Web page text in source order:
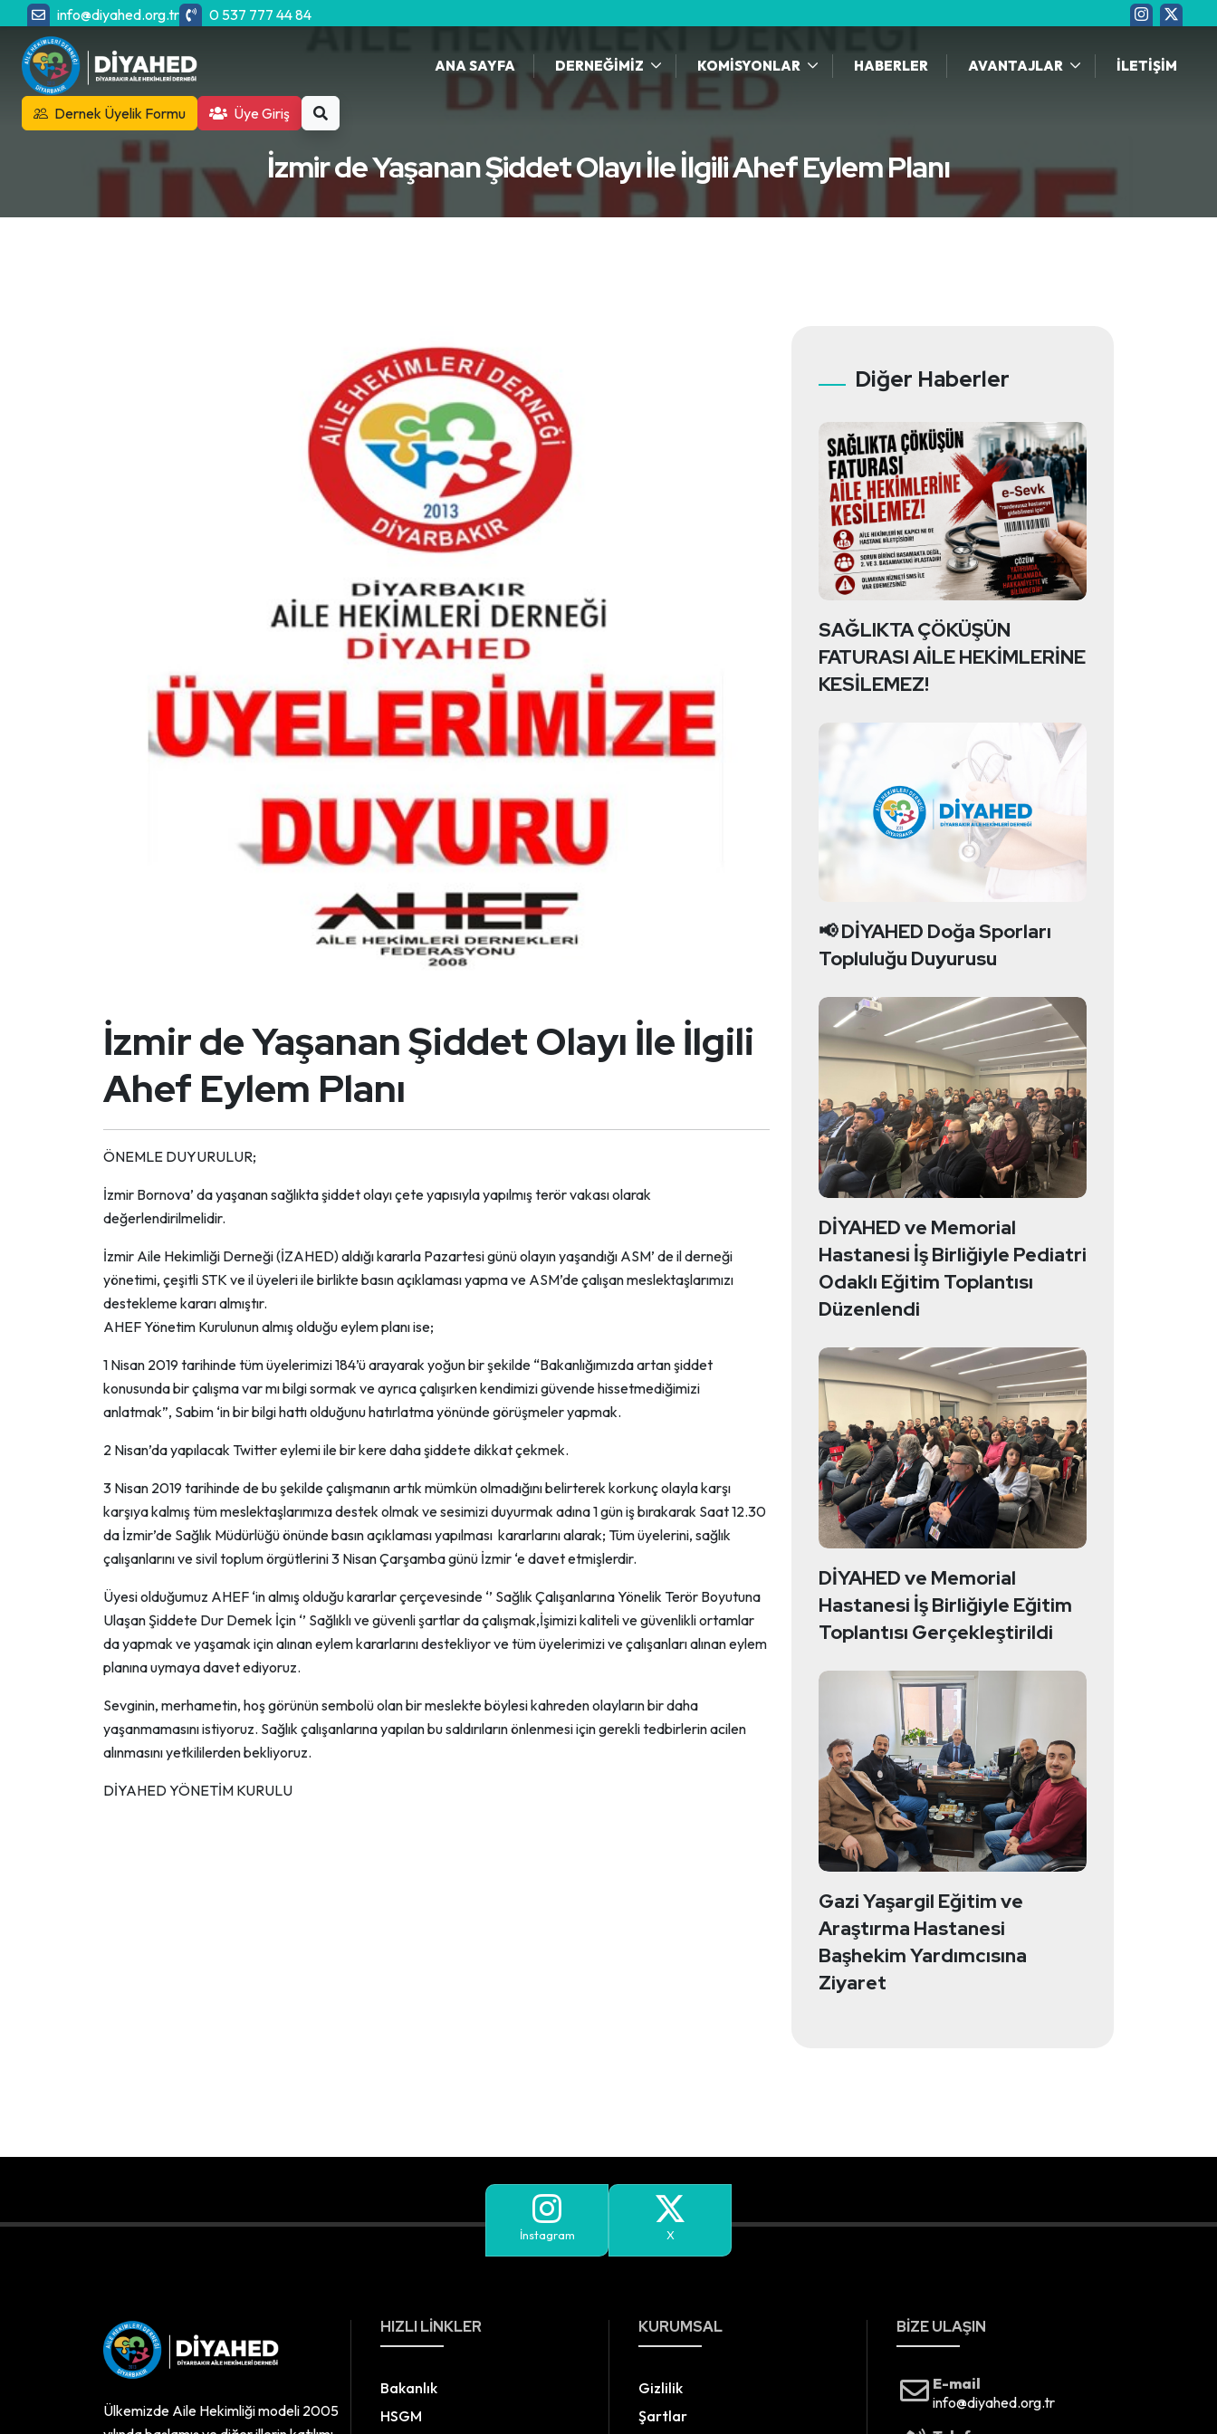
info@diyahed.org.tr 0 537 777 44 84
ANA SAYFA DERNEĞİMİZ KOMİSYONLAR HABERLER AVANTAJLAR İLETİŞİM
Dernek Üyelik Formu Üye Giriş
İzmir de Yaşanan Şiddet Olayı İle İlgili Ahef Eylem Planı
İzmir de Yaşanan Şiddet Olayı İle İlgili
Ahef Eylem Planı
ÖNEMLE DUYURULUR;
İzmir Bornova’ da yaşanan sağlıkta şiddet olayı çete yapısıyla yapılmış terör vakası olarak
değerlendirilmelidir.
İzmir Aile Hekimliği Derneği (İZAHED) aldığı kararla Pazartesi günü olayın yaşandığı ASM’ de il derneği
yönetimi, çeşitli STK ve il üyeleri ile birlikte basın açıklaması yapma ve ASM’de çalışan meslektaşlarımızı
destekleme kararı almıştır.
AHEF Yönetim Kurulunun almış olduğu eylem planı ise;
1 Nisan 2019 tarihinde tüm üyelerimizi 184’ü arayarak yoğun bir şekilde “Bakanlığımızda artan şiddet
konusunda bir çalışma var mı bilgi sormak ve ayrıca çalışırken kendimizi güvende hissetmediğimizi
anlatmak”, Sabim ‘in bir bilgi hattı olduğunu hatırlatma yönünde görüşmeler yapmak.
2 Nisan’da yapılacak Twitter eylemi ile bir kere daha şiddete dikkat çekmek.
3 Nisan 2019 tarihinde de bu şekilde çalışmanın artık mümkün olmadığını belirterek korkunç olayla karşı
karşıya kalmış tüm meslektaşlarımıza destek olmak ve sesimizi duyurmak adına 1 gün iş bırakarak Saat 12.30
da İzmir’de Sağlık Müdürlüğü önünde basın açıklaması yapılması kararlarını alarak; Tüm üyelerini, sağlık
çalışanlarını ve sivil toplum örgütlerini 3 Nisan Çarşamba günü İzmir ‘e davet etmişlerdir.
Üyesi olduğumuz AHEF ‘in almış olduğu kararlar çerçevesinde ‘’ Sağlık Çalışanlarına Yönelik Terör Boyutuna
Ulaşan Şiddete Dur Demek İçin ‘’ Sağlıklı ve güvenli şartlar da çalışmak,İşimizi kaliteli ve güvenlikli ortamlar
da yapmak ve yaşamak için alınan eylem kararlarını destekliyor ve tüm üyelerimizi ve çalışanları alınan eylem
planına uymaya davet ediyoruz.
Sevginin, merhametin, hoş görünün sembolü olan bir meslekte böylesi kahreden olayların bir daha
yaşanmamasını istiyoruz. Sağlık çalışanlarına yapılan bu saldırıların önlenmesi için gerekli tedbirlerin acilen
alınmasını yetkililerden bekliyoruz.
DİYAHED YÖNETİM KURULU
Diğer Haberler
SAĞLIKTA ÇÖKÜŞÜN
FATURASI AİLE HEKİMLERİNE
KESİLEMEZ!
📢 DİYAHED Doğa Sporları
Topluluğu Duyurusu
DİYAHED ve Memorial
Hastanesi İş Birliğiyle Pediatri
Odaklı Eğitim Toplantısı
Düzenlendi
DİYAHED ve Memorial
Hastanesi İş Birliğiyle Eğitim
Toplantısı Gerçekleştirildi
Gazi Yaşargil Eğitim ve
Araştırma Hastanesi
Başhekim Yardımcısına
Ziyaret
İnstagram X
Ülkemizde Aile Hekimliği modeli 2005
HIZLI LINKLER
Bakanlık
HSGM
KURUMSAL
Gizlilik
Şartlar
BIZE ULAŞIN
E-mail
info@diyahed.org.tr